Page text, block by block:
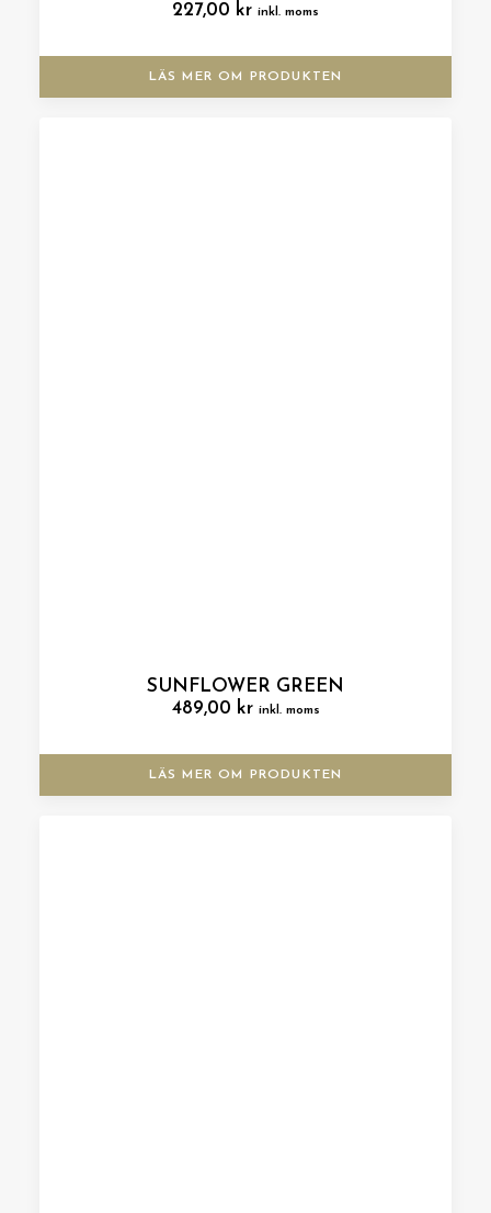
227,00 kr inkl. moms
LÄS MER OM PRODUKTEN
SUNFLOWER GREEN
489,00 kr inkl. moms
LÄS MER OM PRODUKTEN